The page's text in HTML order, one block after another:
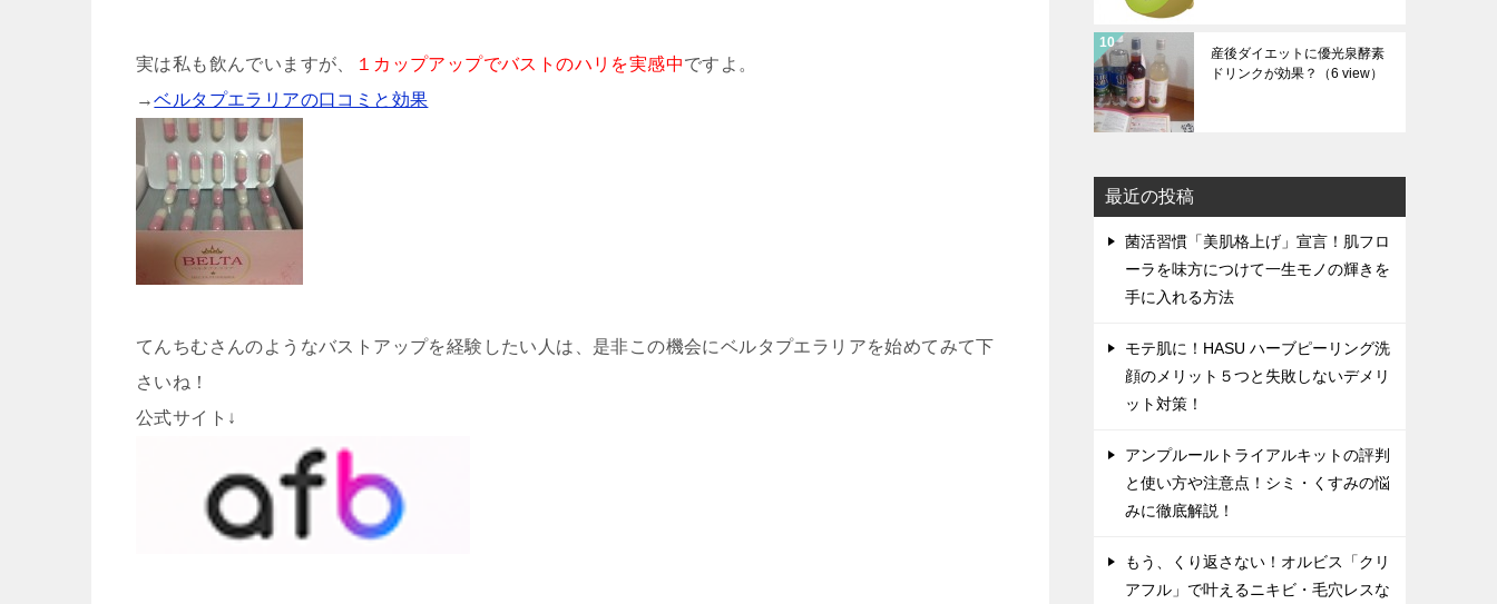
実は私も飲んでいますが、 １カップアップでバストのハリを実感中ですよ。
→ベルタプエラリアの口コミと効果
てんちむさんのようなバストアップを経験したい人は、是非この機会にベルタプエラリアを始めてみて下
さいね！
公式サイト↓
産後ダイエットに優光泉酵素
ドリンクが効果？
（6 view）
最近の投稿
菌活習慣「美肌格上げ」宣言！肌フロ
ーラを味方につけて一生モノの輝きを
手に入れる方法
モテ肌に！HASU ハーブピーリング洗
顔のメリット５つと失敗しないデメリ
ット対策！
アンプルールトライアルキットの評判
と使い方や注意点！シミ・くすみの悩
みに徹底解説！
もう、くり返さない！オルビス「クリ
アフル」で叶えるニキビ・毛穴レスな